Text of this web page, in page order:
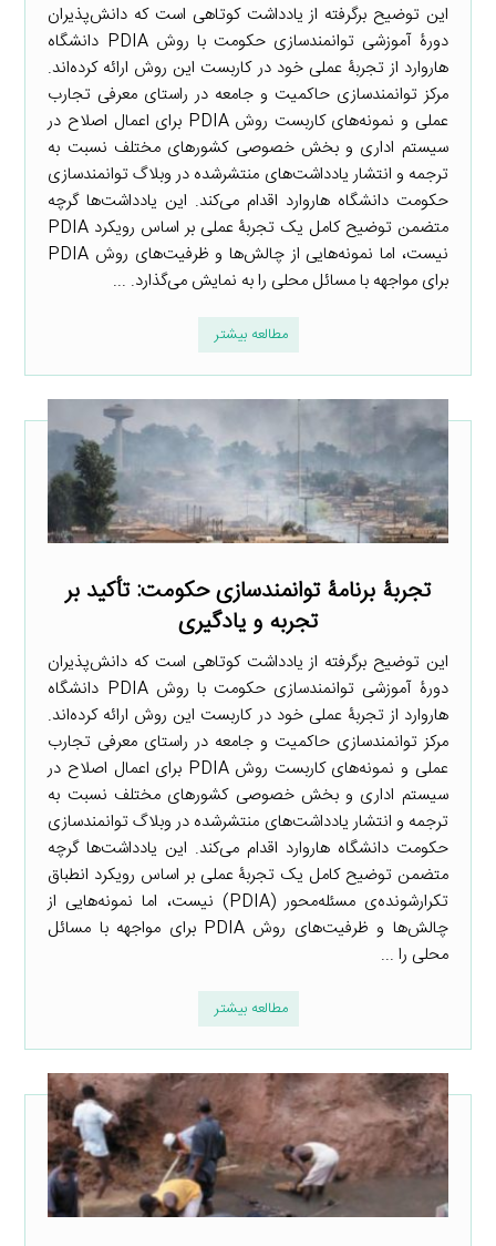
این توضیح برگرفته از یادداشت کوتاهی است که دانش‌پذیران
دورۀ آموزشی توانمندسازی حکومت با روش PDIA دانشگاه
هاروارد از تجربۀ عملی خود در کاربست این روش ارائه کرده‌اند.
مرکز توانمندسازی حاکمیت و جامعه در راستای معرفی تجارب
عملی و نمونه‌های کاربست روش PDIA برای اعمال اصلاح در
سیستم اداری و بخش خصوصی کشورهای مختلف نسبت به
ترجمه و انتشار یادداشت‌های منتشرشده در وبلاگ توانمندسازی
حکومت دانشگاه هاروارد اقدام می‌کند. این یادداشت‌ها گرچه
متضمن توضیح کامل یک تجربۀ عملی بر اساس رویکرد PDIA
نیست، اما نمونه‌هایی از چالش‌ها و ظرفیت‌های روش PDIA
برای مواجهه با مسائل محلی را به نمایش می‌گذارد. ...
مطالعه بیشتر
تجربۀ برنامۀ توانمندسازی حکومت: تأکید بر
تجربه و یادگیری
این توضیح برگرفته از یادداشت کوتاهی است که دانش‌پذیران
دورۀ آموزشی توانمندسازی حکومت با روش PDIA دانشگاه
هاروارد از تجربۀ عملی خود در کاربست این روش ارائه کرده‌اند.
مرکز توانمندسازی حاکمیت و جامعه در راستای معرفی تجارب
عملی و نمونه‌های کاربست روش PDIA برای اعمال اصلاح در
سیستم اداری و بخش خصوصی کشورهای مختلف نسبت به
ترجمه و انتشار یادداشت‌های منتشرشده در وبلاگ توانمندسازی
حکومت دانشگاه هاروارد اقدام می‌کند. این یادداشت‌ها گرچه
متضمن توضیح کامل یک تجربۀ عملی بر اساس رویکرد انطباق
تکرار‌شونده‌ی مسئله‌محور (PDIA) نیست، اما نمونه‌هایی از
چالش‌ها و ظرفیت‌های روش PDIA برای مواجهه با مسائل
محلی را ...
مطالعه بیشتر